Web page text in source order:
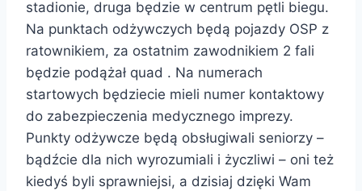
stadionie, druga będzie w centrum pętli biegu.
Na punktach odżywczych będą pojazdy OSP z
ratownikiem, za ostatnim zawodnikiem 2 fali
będzie podążał quad . Na numerach
startowych będziecie mieli numer kontaktowy
do zabezpieczenia medycznego imprezy.
Punkty odżywcze będą obsługiwali seniorzy –
bądźcie dla nich wyrozumiali i życzliwi – oni też
kiedyś byli sprawniejsi, a dzisiaj dzięki Wam